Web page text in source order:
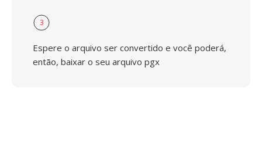
3
Espere o arquivo ser convertido e você poderá,
então, baixar o seu arquivo pgx